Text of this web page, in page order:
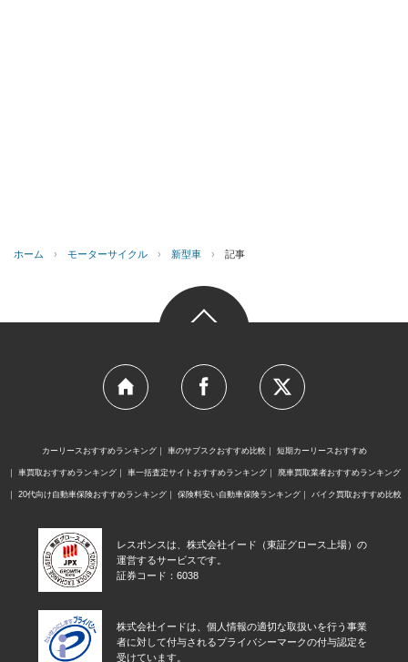
ホーム › モーターサイクル › 新型車 › 記事
カーリースおすすめランキング 車のサブスクおすすめ比較 短期カーリースおすすめ
車買取おすすめランキング 車一括査定サイトおすすめランキング 廃車買取業者おすすめランキング
20代向け自動車保険おすすめランキング 保険料安い自動車保険ランキング バイク買取おすすめ比較
レスポンスは、株式会社イード（東証グロース上場）の
運営するサービスです。
証券コード：6038
株式会社イードは、個人情報の適切な取扱いを行う事業
者に対して付与されるプライバシーマークの付与認定を
受けています。